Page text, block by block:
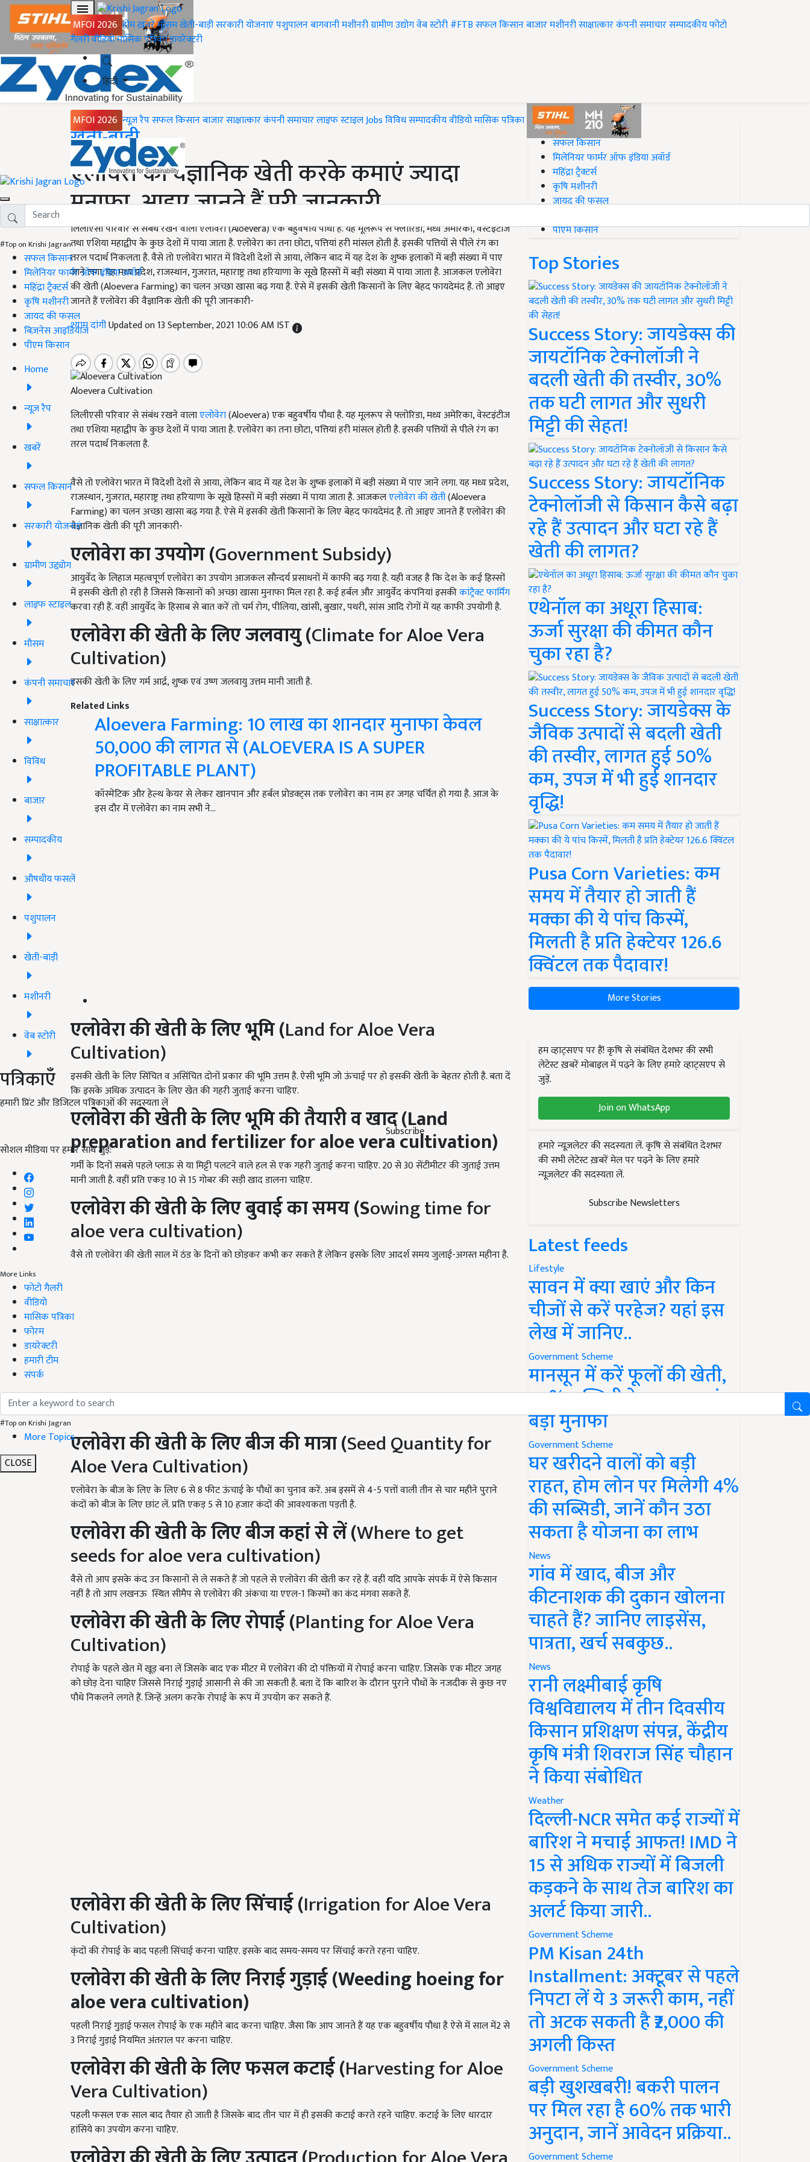
MFOI 2026 होमख़बरेंमौसमखेती-बाड़ीसरकारी योजनाएंपशुपालनबागवानीमशीनरीग्रामीण उद्योगवेब स्टोरी#FTBसफल किसानबाजारमशीनरीसाक्षात्कारकंपनी समाचारसम्पादकीयफोटो
गैलरीवीडियोमासिक पत्रिकाडायरेक्टरी
हिंदी
MFOI 2026 न्यूज़ रैपसफल किसानबाजारसाक्षात्कारकंपनी समाचारलाइफ स्टाइलJobsविविधसम्पादकीयवीडियोमासिक पत्रिका
#Top on Krishi Jagran
सफल किसान
मिलेनियर फार्मर ऑफ इंडिया अवॉर्ड
महिंद्रा ट्रैक्टर्स
कृषि मशीनरी
जायद की फसल
बिज़नेस आइडियाज
पीएम किसान
Home
न्यूज़ रैप
खबरें
सफल किसान
सरकारी योजनाएं
ग्रामीण उद्द्योग
लाइफ स्टाइल
मौसम
कंपनी समाचार
साक्षात्कार
विविध
बाजार
सम्पादकीय
औषधीय फसलें
पशुपालन
खेती-बाड़ी
मशीनरी
वेब स्टोरी
पत्रिकाएँ
हमारी प्रिंट और डिजिटल पत्रिकाओं की सदस्यता लें
Subscribe
सोशल मीडिया पर हमारे साथ जुड़ें:
More Links
फोटो गैलरी
वीडियो
मासिक पत्रिका
फोरम
डायरेक्टरी
हमारी टीम
संपर्क
#Top on Krishi Jagran
More Topics
CLOSE
Home
खेती-बाड़ी
एलोवेरा की वैज्ञानिक खेती करके कमाएं ज्यादा
मुनाफा, आइए जानते हैं पूरी जानकारी
लिलीएसी परिवार से संबंध रखने वाला एलोवेरा (Aloevera) एक बहुवर्षीय पौधा है. यह मूलरूप से फ्लोरिडा, मध्य अमेरिका, वेस्टइंटीज
तथा एशिया महाद्वीप के कुछ देशों में पाया जाता है. एलोवेरा का तना छोटा, पत्तियां हरी मांसल होती है. इसकी पत्तियों से पीले रंग का
तरल पदार्थ निकलता है. वैसे तो एलोवेरा भारत में विदेशी देशों से आया, लेकिन बाद में यह देश के शुष्क इलाकों में बड़ी संख्या में पाए
जाने लगा. यह मध्य प्रदेश, राजस्थान, गुजरात, महाराष्ट्र तथा हरियाणा के सूखे हिस्सों में बड़ी संख्या में पाया जाता है. आजकल एलोवेरा
की खेती (Aloevera Farming) का चलन अच्छा खासा बढ़ गया है. ऐसे में इसकी खेती किसानों के लिए बेहद फायदेमंद है. तो आइए
जानते हैं एलोवेरा की वैज्ञानिक खेती की पूरी जानकारी-
श्याम दांगीUpdated on 13 September, 2021 10:06 AM IST
Aloevera Cultivation
लिलीएसी परिवार से संबंध रखने वालाएलोवेरा(Aloevera) एक बहुवर्षीय पौधा है. यह मूलरूप से फ्लोरिडा, मध्य अमेरिका, वेस्टइंटीज
तथा एशिया महाद्वीप के कुछ देशों में पाया जाता है. एलोवेरा का तना छोटा, पत्तियां हरी मांसल होती है. इसकी पत्तियों से पीले रंग का
तरल पदार्थ निकलता है.
वैसे तो एलोवेरा भारत में विदेशी देशों से आया, लेकिन बाद में यह देश के शुष्क इलाकों में बड़ी संख्या में पाए जाने लगा. यह मध्य प्रदेश,
राजस्थान, गुजरात, महाराष्ट्र तथा हरियाणा के सूखे हिस्सों में बड़ी संख्या में पाया जाता है. आजकलएलोवेरा की खेती(Aloevera
Farming) का चलन अच्छा खासा बढ़ गया है. ऐसे में इसकी खेती किसानों के लिए बेहद फायदेमंद है. तो आइए जानते हैं एलोवेरा की
वैज्ञानिक खेती की पूरी जानकारी-
एलोवेराकाउपयोग (Government Subsidy)
आयुर्वेद के लिहाज महत्वपूर्ण एलोवेरा का उपयोग आजकल सौन्दर्य प्रसाधनों में काफी बढ़ गया है. यही वजह है कि देश के कई हिस्सों
में इसकी खेती हो रही है जिससे किसानों को अच्छा खासा मुनाफा मिल रहा है. कई हर्बल और आयुर्वेद कंपनियां इसकीकांट्रैक्ट फार्मिंग
करवा रही हैं. वहीं आयुर्वेद के हिसाब से बात करें तो चर्म रोग, पीलिया, खांसी, बुखार, पथरी, सांस आदि रोगों में यह काफी उपयोगी है.
एलोवेराकीखेतीकेलिएजलवायु (Climate for Aloe Vera
Cultivation)
इसकी खेती के लिए गर्म आर्द्र, शुष्क एवं उष्ण जलवायु उत्तम मानी जाती है.
Related Links
Aloevera Farming: 10 लाख का शानदार मुनाफा केवल
50,000 की लागत से (ALOEVERA IS A SUPER
PROFITABLE PLANT)
कॉस्मेटिक और हेल्थ केयर से लेकर खानपान और हर्बल प्रोडक्ट्स तक एलोवेरा का नाम हर जगह चर्चित हो गया है. आज के
इस दौर में एलोवेरा का नाम सभी ने…
एलोवेराकीखेतीकेलिएभूमि (Land for Aloe Vera
Cultivation)
इसकी खेती के लिए सिंचित व असिंचित दोनों प्रकार की भूमि उत्तम है. ऐसी भूमि जो ऊंचाई पर हो इसकी खेती के बेहतर होती है. बता दें
कि इसके अधिक उत्पादन के लिए खेत की गहरी जुताई करना चाहिए.
एलोवेराकीखेतीकेलिएभूमिकीतैयारीवखाद (Land
preparation and fertilizer for aloe vera cultivation)
गर्मी के दिनों सबसे पहले प्लाऊ से या मिट्टी पलटने वाले हल से एक गहरी जुताई करना चाहिए. 20 से 30 सेंटीमीटर की जुताई उत्तम
मानी जाती है. वहीं प्रति एकड़ 10 से 15 गोबर की सड़ी खाद डालना चाहिए.
एलोवेराकीखेतीकेलिएबुवाईकासमय (Sowing time for
aloe vera cultivation)
वैसे तो एलोवेरा की खेती साल में ठंड के दिनों को छोड़कर कभी कर सकते हैं लेकिन इसके लिए आदर्श समय जुलाई-अगस्त महीना है.
एलोवेराकीखेतीकेलिएबीजकीमात्रा (Seed Quantity for
Aloe Vera Cultivation)
एलोवेरा के बीज के लिए के लिए 6 से 8 फीट ऊंचाई के पौधों का चुनाव करें. अब इसमें से 4-5 पत्तों वाली तीन से चार महीने पुराने
कंदों को बीज के लिए छांट लें. प्रति एकड़ 5 से 10 हजार कंदों की आवश्यकता पड़ती है.
एलोवेराकीखेतीकेलिएबीजकहांसेलें (Where to get
seeds for aloe vera cultivation)
वैसे तो आप इसके कंद उन किसानों से ले सकते हैं जो पहले से एलोवेरा की खेती कर रहे हैं. वहीं यदि आपके संपर्क में ऐसे किसान
नहीं है तो आप लखनऊ स्थित सीमैप से एलोवेरा की अंकचा या एएल-1 किस्मों का कंद मंगवा सकते हैं.
एलोवेराकीखेतीकेलिएरोपाई (Planting for Aloe Vera
Cultivation)
रोपाई के पहले खेत में खूड़ बना लें जिसके बाद एक मीटर में एलोवेरा की दो पंक्तियों में रोपाई करना चाहिए. जिसके एक मीटर जगह
को छोड़ देना चाहिए जिससे निराई गुड़ाई आसानी से की जा सकती है. बता दें कि बारिश के दौरान पुराने पौधों के नजदीक से कुछ नए
पौधे निकलने लगते हैं. जिन्हें अलग करके रोपाई के रूप में उपयोग कर सकते हैं.
एलोवेराकीखेतीकेलिएसिंचाई (Irrigation for Aloe Vera
Cultivation)
क्ंदों की रोपाई के बाद पहली सिंचाई करना चाहिए. इसके बाद समय-समय पर सिंचाई करते रहना चाहिए.
एलोवेराकीखेतीकेलिएनिराईगुड़ाई (Weeding hoeing for
aloe vera cultivation)
पहली निराई गुड़ाई फसल रोपाई के एक महीने बाद करना चाहिए. जैसा कि आप जानते हैं यह एक बहुवर्षीय पौधा है ऐसे में साल में2 से
3 निराई गुड़ाई नियमित अंतराल पर करना चाहिए.
एलोवेराकीखेतीकेलिएफसलकटाई (Harvesting for Aloe
Vera Cultivation)
पहली फसल एक साल बाद तैयार हो जाती है जिसके बाद तीन चार में ही इसकी कटाई करते रहने चाहिए. कटाई के लिए धारदार
हांसिये का उपयोग करना चाहिए.
#Top on Krishi Jagran
सफल किसान
मिलेनियर फार्मर ऑफ इंडिया अवॉर्ड
महिंद्रा ट्रैक्टर्स
कृषि मशीनरी
जायद की फसल
पीएम किसान
Top Stories
Success Story: जायडेक्स की
जायटॉनिक टेक्नोलॉजी ने
बदली खेती की तस्वीर, 30%
तक घटी लागत और सुधरी
मिट्टी की सेहत!
Success Story: जायटॉनिक
टेक्नोलॉजी से किसान कैसे बढ़ा
रहे हैं उत्पादन और घटा रहे हैं
खेती की लागत?
एथेनॉल का अधूरा हिसाब:
ऊर्जा सुरक्षा की कीमत कौन
चुका रहा है?
Success Story: जायडेक्स के
जैविक उत्पादों से बदली खेती
की तस्वीर, लागत हुई 50%
कम, उपज में भी हुई शानदार
वृद्धि!
Pusa Corn Varieties: कम
समय में तैयार हो जाती हैं
मक्का की ये पांच किस्में,
मिलती है प्रति हेक्टेयर 126.6
क्विंटल तक पैदावार!
More Stories
हम व्हाट्सएप पर हैं! कृषि से संबंधित देशभर की सभी
लेटेस्ट ख़बरें मोबाइल में पढ़ने के लिए हमारे व्हाट्सएप से
जुड़ें.
Join on WhatsApp
हमारे न्यूज़लेटर की सदस्यता लें. कृषि से संबंधित देशभर
की सभी लेटेस्ट ख़बरें मेल पर पढ़ने के लिए हमारे
न्यूज़लेटर की सदस्यता लें.
Subscribe Newsletters
Latest feeds
Lifestyle
सावन में क्या खाएं और किन
चीजों से करें परहेज? यहां इस
लेख में जानिए..
Government Scheme
मानसून में करें फूलों की खेती,
50% सब्सिडी के साथ कमाएं
बड़ा मुनाफा
Government Scheme
घर खरीदने वालों को बड़ी
राहत, होम लोन पर मिलेगी 4%
की सब्सिडी, जानें कौन उठा
सकता है योजना का लाभ
News
गांव में खाद, बीज और
कीटनाशक की दुकान खोलना
चाहते हैं? जानिए लाइसेंस,
पात्रता, खर्च सबकुछ..
News
रानी लक्ष्मीबाई कृषि
विश्वविद्यालय में तीन दिवसीय
किसान प्रशिक्षण संपन्न, केंद्रीय
कृषि मंत्री शिवराज सिंह चौहान
ने किया संबोधित
Weather
दिल्ली-NCR समेत कई राज्यों में
बारिश ने मचाई आफत! IMD ने
15 से अधिक राज्यों में बिजली
कड़कने के साथ तेज बारिश का
अलर्ट किया जारी..
Government Scheme
PM Kisan 24th
Installment: अक्टूबर से पहले
निपटा लें ये 3 जरूरी काम, नहीं
तो अटक सकती है ₹2,000 की
अगली किस्त
Government Scheme
बड़ी खुशखबरी! बकरी पालन
पर मिल रहा है 60% तक भारी
अनुदान, जानें आवेदन प्रक्रिया..
Government Scheme